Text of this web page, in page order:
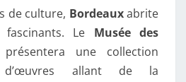
de culture, Bordeauxabrite
fascinants. Le Musée des
une collection
d’œuvres allant de la